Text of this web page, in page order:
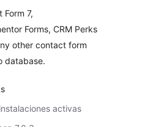
Form 7,
Forms, CRM Perks
other contact form
database.
activas